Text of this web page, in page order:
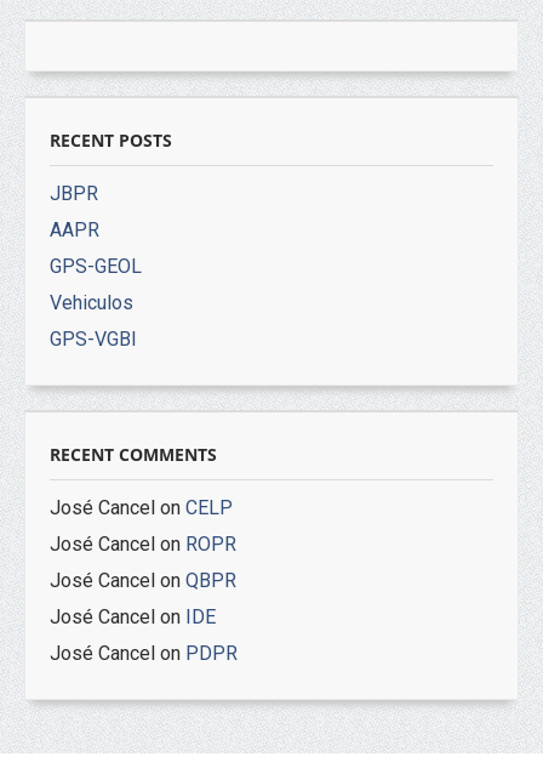
RECENT POSTS
JBPR
AAPR
GPS-GEOL
Vehiculos
GPS-VGBI
RECENT COMMENTS
José Cancel on CELP
José Cancel on ROPR
José Cancel on QBPR
José Cancel on IDE
José Cancel on PDPR